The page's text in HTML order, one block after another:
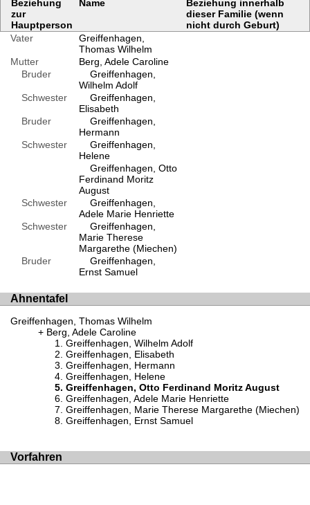
Beziehung
zur
Hauptperson
Name
Beziehung innerhalb
dieser Familie (wenn
nicht durch Geburt)
Vater
Greiffenhagen,
Thomas Wilhelm
Mutter
Berg, Adele Caroline
Bruder
Greiffenhagen,
Wilhelm Adolf
Schwester
Greiffenhagen,
Elisabeth
Bruder
Greiffenhagen,
Hermann
Schwester
Greiffenhagen,
Helene
Greiffenhagen, Otto
Ferdinand Moritz
August
Schwester
Greiffenhagen,
Adele Marie Henriette
Schwester
Greiffenhagen,
Marie Therese
Margarethe (Miechen)
Bruder
Greiffenhagen,
Ernst Samuel
Ahnentafel
Greiffenhagen, Thomas Wilhelm
Berg, Adele Caroline
Greiffenhagen, Wilhelm Adolf
Greiffenhagen, Elisabeth
Greiffenhagen, Hermann
Greiffenhagen, Helene
Greiffenhagen, Otto Ferdinand Moritz August
Greiffenhagen, Adele Marie Henriette
Greiffenhagen, Marie Therese Margarethe (Miechen)
Greiffenhagen, Ernst Samuel
Vorfahren